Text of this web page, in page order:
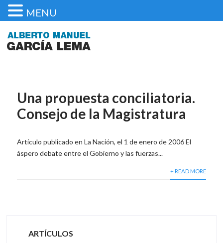
Una propuesta conciliatoria.
Consejo de la Magistratura
Artículo publicado en La Nación, el 1 de enero de 2006 El
áspero debate entre el Gobierno y las fuerzas...
+ READ MORE
ARTÍCULOS
MENU